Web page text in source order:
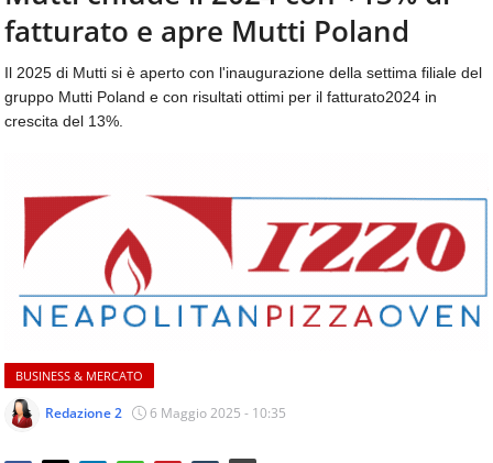
aggiornamenti
quotidiani
temi
come
ospitalità,
&
beverage,
catering
e
quotidiani
mondo
dell'alimentazione,
dei
consumi
CONTATTI
fatturato e apre Mutti Poland
Il 2025 di Mutti si è aperto con l'inaugurazione della settima filiale del
gruppo Mutti Poland e con risultati ottimi per il fatturato2024 in
crescita del 13%.
BUSINESS & MERCATO
Redazione 2 6 Maggio 2025 - 10:35